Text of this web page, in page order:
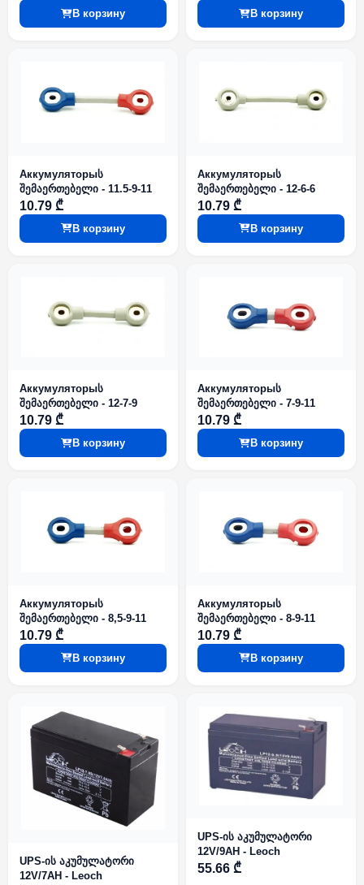
В корзину В корзину
Аккумуляторыს
შემაერთებელი - 11.5-9-11
10.79 ₾
В корзину
Аккумуляторыს
შემაერთებელი - 12-6-6
10.79 ₾
В корзину
Аккумуляторыს
შემაერთებელი - 12-7-9
10.79 ₾
В корзину
Аккумуляторыს
შემაერთებელი - 7-9-11
10.79 ₾
В корзину
Аккумуляторыს
შემაერთებელი - 8,5-9-11
10.79 ₾
В корзину
Аккумуляторыს
შემაერთებელი - 8-9-11
10.79 ₾
В корзину
UPS-ის აკუმულატორი
12V/7AH - Leoch
UPS-ის აკუმულატორი
12V/9AH - Leoch
55.66 ₾